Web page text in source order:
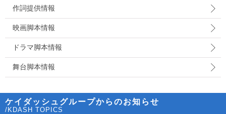
作詞提供情報
映画脚本情報
ドラマ脚本情報
舞台脚本情報
ケイダッシュグループからのお知らせ
/KDASH TOPICS